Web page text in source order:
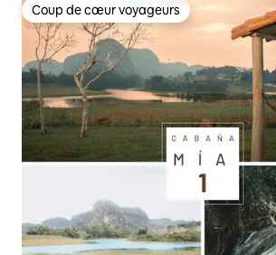
Coup de cœur voyageurs
Coup de cœur voyageurs